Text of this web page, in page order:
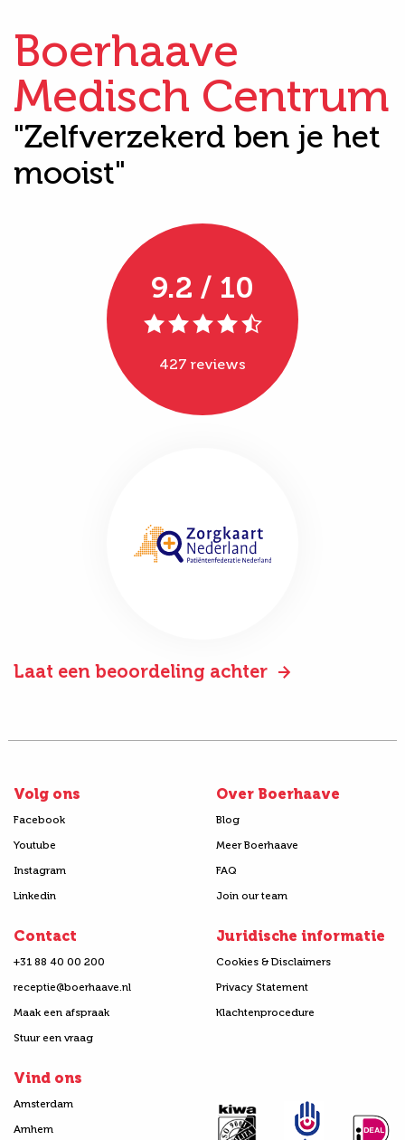
Boerhaave
Medisch Centrum
"Zelfverzekerd ben je het
mooist"
9.2 / 10
427 reviews
Laat een beoordeling achter
Volg ons
Facebook
Youtube
Instagram
Linkedin
Over Boerhaave
Blog
Meer Boerhaave
FAQ
Join our team
Contact
+31 88 40 00 200
receptie@boerhaave.nl
Maak een afspraak
Stuur een vraag
Juridische informatie
Cookies & Disclaimers
Privacy Statement
Klachtenprocedure
Vind ons
Amsterdam
Arnhem